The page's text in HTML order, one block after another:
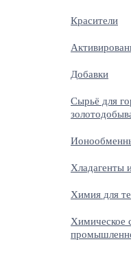
Красители
Добавки
Сырьё для
Хладагенты
Химия для
Химическое